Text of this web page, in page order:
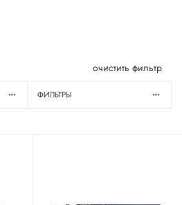
очистить фильтр
ФИЛЬТРЫ